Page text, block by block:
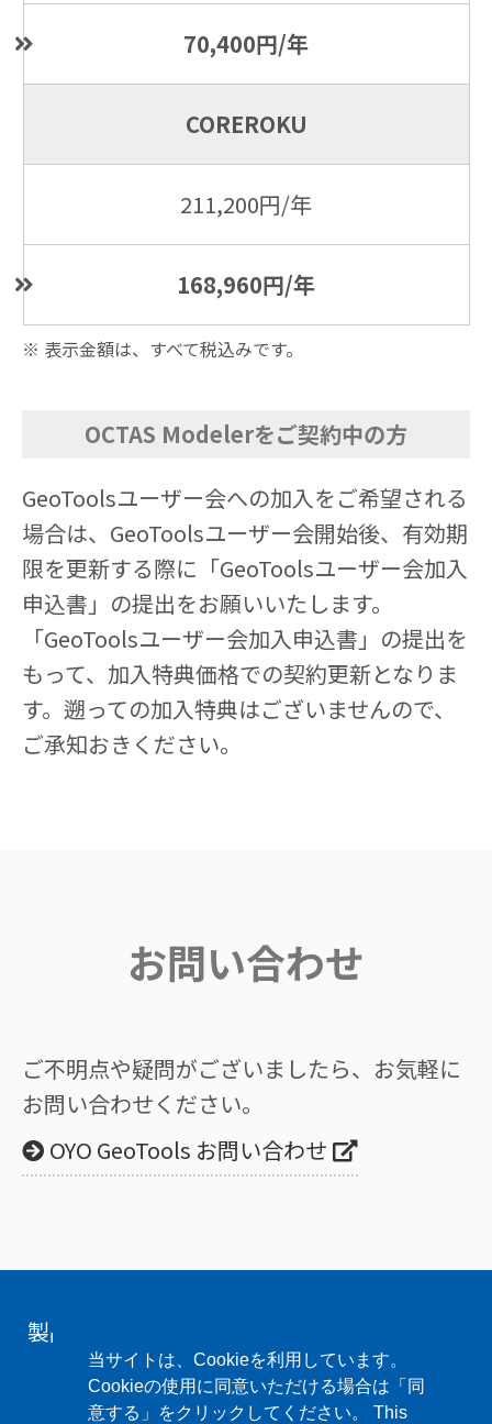
当サイトは、Cookieを利用しています。
Cookieの使用に同意いただける場合は「同
意する」をクリックしてください。 This
70,400円/年
COREROKU
211,200円/年
168,960円/年
※ 表示金額は、すべて税込みです。
OCTAS Modelerをご契約中の方
GeoToolsユーザー会への加入をご希望される
場合は、GeoToolsユーザー会開始後、有効期
限を更新する際に「GeoToolsユーザー会加入
申込書」の提出をお願いいたします。
「GeoToolsユーザー会加入申込書」の提出を
もって、加入特典価格での契約更新となりま
す。遡っての加入特典はございませんので、
ご承知おきください。
お問い合わせ
ご不明点や疑問がございましたら、お気軽に
お問い合わせください。
OYO GeoTools お問い合わせ
製品のことなど、お気軽にお問い合わせくだ
さい。